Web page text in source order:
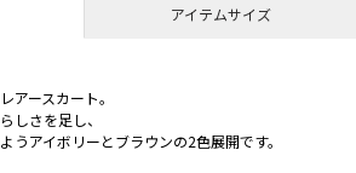
アイテムサイズ
アースカート。
しさを足し、
うアイボリーとブラウンの2色展開です。